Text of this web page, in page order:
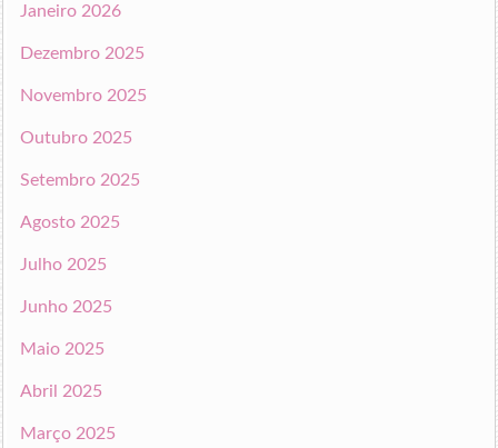
Janeiro 2026
Dezembro 2025
Novembro 2025
Outubro 2025
Setembro 2025
Agosto 2025
Julho 2025
Junho 2025
Maio 2025
Abril 2025
Março 2025